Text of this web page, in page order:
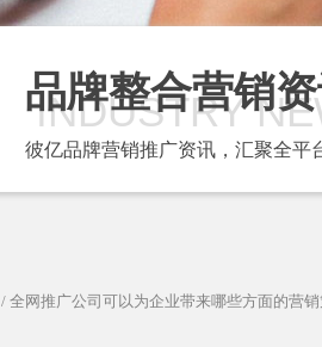
品牌整合营销
INDUSTRY
彼亿品牌营销推广资讯，汇聚全平
/ 全网推广公司可以为企业带来哪些方面的营销